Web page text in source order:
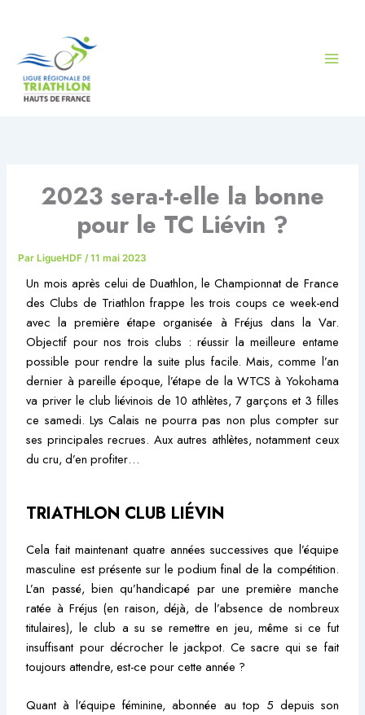
2023 sera-t-elle la bonne
pour le TC Liévin ?
ParLigueHDF /11 mai 2023
Un mois après celui de Duathlon, le Championnat de France
des Clubs de Triathlon frappe les trois coups ce week-end
avec la première étape organisée à Fréjus dans la Var.
Objectif pour nos trois clubs : réussir la meilleure entame
possible pour rendre la suite plus facile. Mais, comme l’an
dernier à pareille époque, l’étape de la WTCS à Yokohama
va priver le club liévinois de 10 athlètes, 7 garçons et 3 filles
ce samedi. Lys Calais ne pourra pas non plus compter sur
ses principales recrues. Aux autres athlètes, notamment ceux
du cru, d’en profiter…
TRIATHLON CLUB LIÉVIN
Cela fait maintenant quatre années successives que l’équipe
masculine est présente sur le podium final de la compétition.
L’an passé, bien qu’handicapé par une première manche
ratée à Fréjus (en raison, déjà, de l’absence de nombreux
titulaires), le club a su se remettre en jeu, même si ce fut
insuffisant pour décrocher le jackpot. Ce sacre qui se fait
toujours attendre, est-ce pour cette année ?
Quant à l’équipe féminine, abonnée au top 5 depuis son